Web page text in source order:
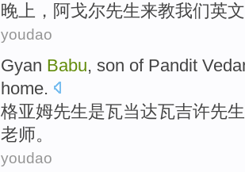
晚上 ，阿戈尔先生来教我们英文
youdao
Gyan Babu, son of Pandit
home.
格亚姆先生是瓦当达瓦吉许先生
老师。
youdao